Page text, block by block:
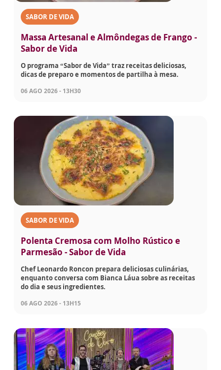
SABOR DE VIDA
Massa Artesanal e Almôndegas de Frango -
Sabor de Vida
O programa “Sabor de Vida” traz receitas deliciosas,
dicas de preparo e momentos de partilha à mesa.
06 AGO 2026 - 13H30
SABOR DE VIDA
Polenta Cremosa com Molho Rústico e
Parmesão - Sabor de Vida
Chef Leonardo Roncon prepara deliciosas culinárias,
enquanto conversa com Bianca Láua sobre as receitas
do dia e seus ingredientes.
06 AGO 2026 - 13H15